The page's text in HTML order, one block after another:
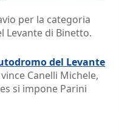
per la categoria
Levante di Binetto.
del Levante
Canelli Michele,
si impone Parini